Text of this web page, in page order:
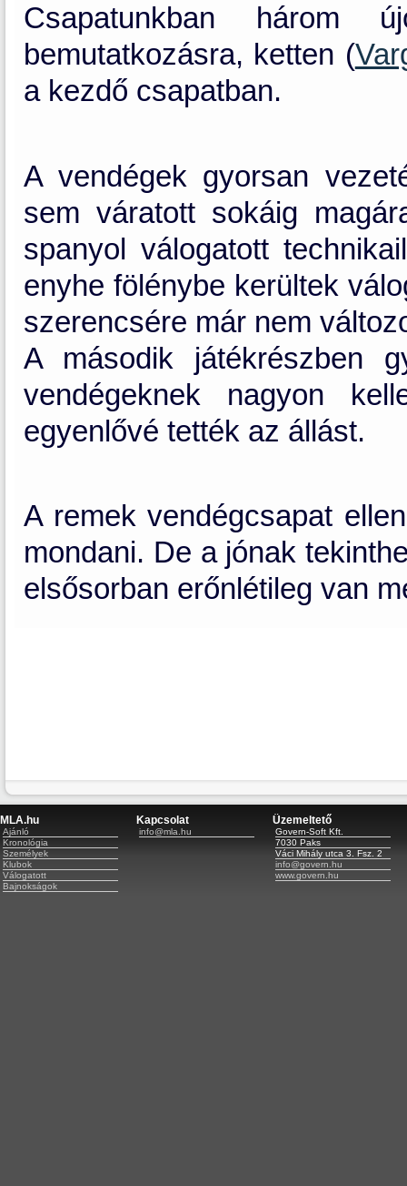
Csapatunkban három
bemutatkozásra, ketten (
a kezdő csapatban.
A vendégek gyorsan
sem váratott sokáig
spanyol válogatott
enyhe fölénybe kerültek
szerencsére már nem
A második játékrészben
vendégeknek nagyon
egyenlővé tették az állást.
A remek vendégcsapat
mondani. De a jónak
elsősorban erőnlétileg van
MLA.hu
Ajánló
Kronológia
Személyek
Klubok
Válogatott
Bajnokságok
Kapcsolat
info@mla.hu
Üzemeltető
Govern-Soft Kft.
7030 Paks
Váci Mihály utca 3. Fsz. 2
info@govern.hu
www.govern.hu